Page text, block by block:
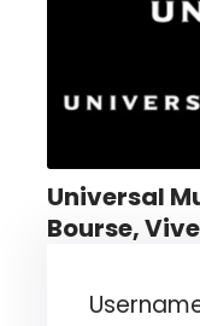
Universal
Bourse,